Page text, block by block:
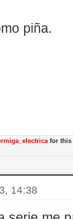
piña.
for this
14:38